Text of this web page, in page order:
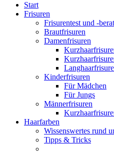
Start
Frisuren
Frisurentest und -
Brautfrisuren
Damenfrisuren
Kinderfrisuren
Für Mädchen
Für Jungs
Männerfrisuren
Haarfarben
Wissenswertes rund
Tipps & Tricks